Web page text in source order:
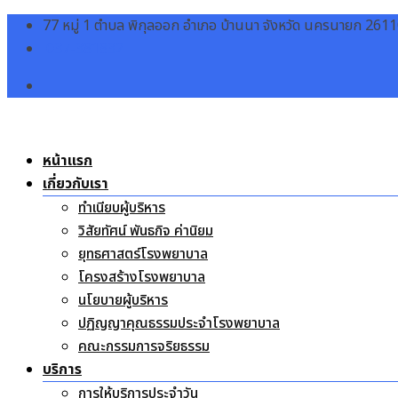
Skip 77 หมู่ 1 ตำบล พิกุลออก อำเภอ บ้านนา จังหวัด นครนายก
หน้าแรก
เกี่ยวกับเรา
ทำเนียบผู้บริหาร
วิสัยทัศน์ พันธกิจ ค่านิยม
ยุทธศาสตร์โรงพยาบาล
โครงสร้างโรงพยาบาล
นโยบายผู้บริหาร
ปฏิญญาคุณธรรมประจำโรงพยาบาล
คณะกรรมการจริยธรรม
บริการ
การให้บริการประจำวัน